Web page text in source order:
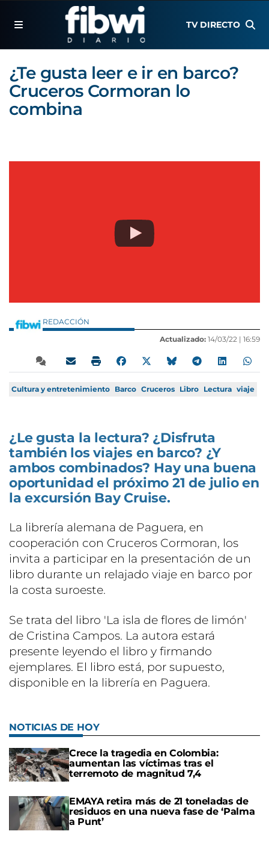
TV DIRECTO
¿Te gusta leer e ir en barco?
Cruceros Cormoran lo
combina
REDACCIÓN
Actualizado: 14/03/22 | 16:59
Cultura y entretenimiento Barco Cruceros Libro Lectura viaje
¿Le gusta la lectura? ¿Disfruta
también los viajes en barco? ¿Y
ambos combinados? Hay una buena
oportunidad el próximo 21 de julio en
la excursión Bay Cruise.
La librería alemana de Paguera, en
cooperación con Cruceros Cormoran, los
invita a participar en la presentación de un
libro durante un relajado viaje en barco por
la costa suroeste.
Se trata del libro 'La isla de flores de limón'
de Cristina Campos. La autora estará
presente leyendo el libro y firmando
ejemplares. El libro está, por supuesto,
disponible en la librería en Paguera.
NOTICIAS DE HOY
Crece la tragedia en Colombia:
aumentan las víctimas tras el
terremoto de magnitud 7,4
EMAYA retira más de 21 toneladas de
residuos en una nueva fase de ‘Palma
a Punt’